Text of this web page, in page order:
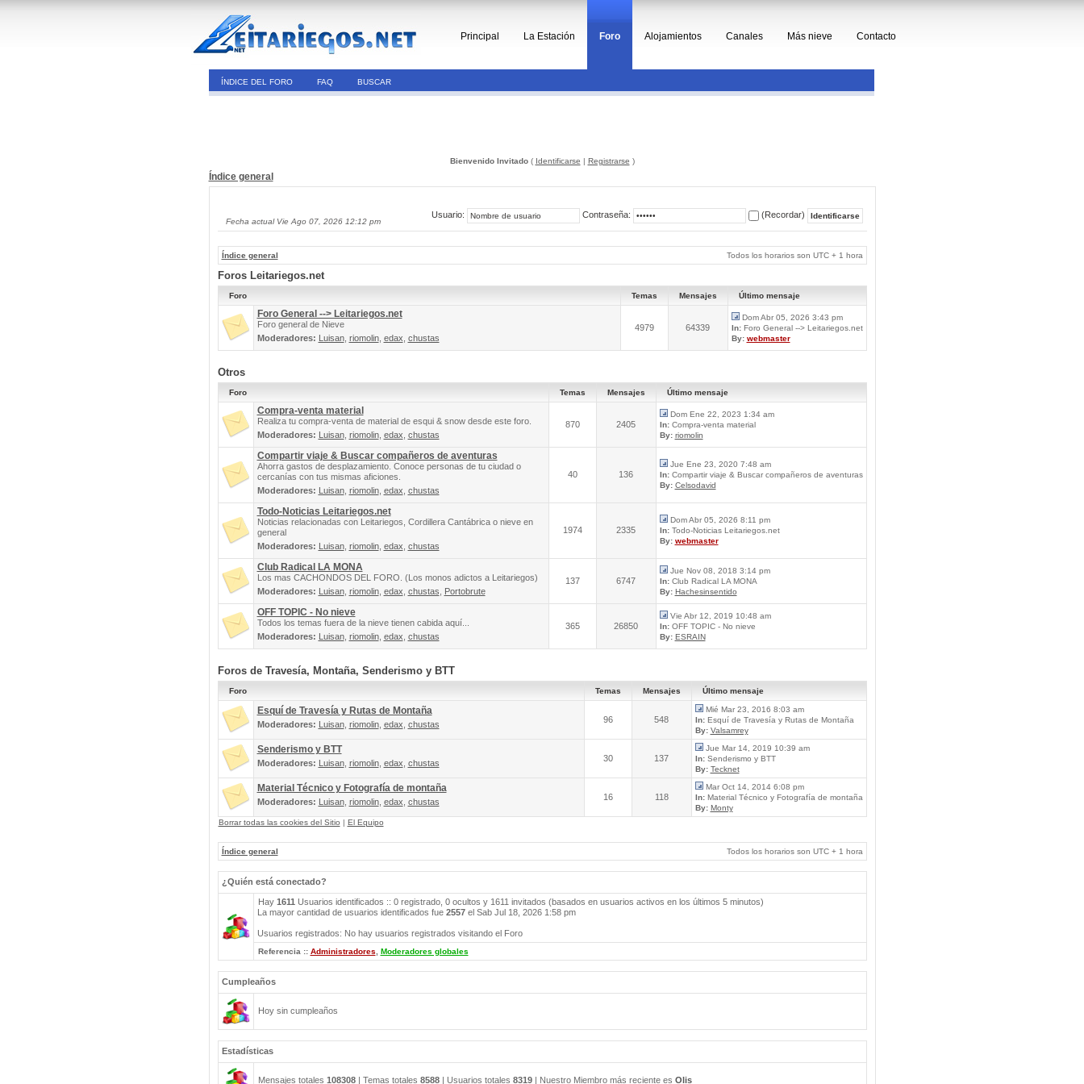
Principal La Estación Foro Alojamientos Canales Más nieve Contacto
ÍNDICE DEL FORO FAQ BUSCAR
Bienvenido Invitado( Identificarse | Registrarse )
Índice general
Fecha actual Vie Ago 07, 2026 12:12 pm
Usuario: Contraseña: (Recordar)
Índice general Todos los horarios son UTC + 1 hora
Foros Leitariegos.net
Foro Temas Mensajes Último mensaje
Foro General --> Leitariegos.net
Foro general de Nieve
Moderadores: Luisan, riomolin, edax chustas
4979 64339
Dom Abr 05, 2026 3:43 pm
In:Foro General --> Leitariegos.net
By: webmaster
Otros
Foro Temas Mensajes Último mensaje
Compra-venta material
Realiza tu compra-venta de material de esqui & snow desde este foro.
Moderadores: Luisan, riomolin, edax chustas
870 2405
Dom Ene 22, 2023 1:34 am
In:Compra-venta material
By: riomolin
Compartir viaje & Buscar compañeros de aventuras
Ahorra gastos de desplazamiento. Conoce personas de tu ciudad o
cercanías con tus mismas aficiones.
Moderadores: Luisan, riomolin, edax chustas
40 136
Jue Ene 23, 2020 7:48 am
In:Compartir viaje & Buscar compañeros de aventuras
By: Celsodavid
Todo-Noticias Leitariegos.net
Noticias relacionadas con Leitariegos, Cordillera Cantábrica o nieve en
general
Moderadores: Luisan, riomolin, edax chustas
1974 2335
Dom Abr 05, 2026 8:11 pm
In:Todo-Noticias Leitariegos.net
By: webmaster
Club Radical LA MONA
Los mas CACHONDOS DEL FORO. (Los monos adictos a Leitariegos)
Moderadores: Luisan, riomolin, edax chustas Portobrute
137 6747
Jue Nov 08, 2018 3:14 pm
In:Club Radical LA MONA
By: Hachesinsentido
OFF TOPIC - No nieve
Todos los temas fuera de la nieve tienen cabida aquí...
Moderadores: Luisan, riomolin, edax chustas
365 26850
Vie Abr 12, 2019 10:48 am
In:OFF TOPIC - No nieve
By: ESRAIN
Foros de Travesía, Montaña, Senderismo y BTT
Foro Temas Mensajes Último mensaje
Esquí de Travesía y Rutas de Montaña
Moderadores: Luisan, riomolin, edax chustas 96 548
Mié Mar 23, 2016 8:03 am
In:Esquí de Travesía y Rutas de Montaña
By: Valsamrey
Senderismo y BTT
Moderadores: Luisan, riomolin, edax chustas 30 137
Jue Mar 14, 2019 10:39 am
In:Senderismo y BTT
By: Tecknet
Material Técnico y Fotografía de montaña
Moderadores: Luisan, riomolin, edax chustas 16 118
Mar Oct 14, 2014 6:08 pm
In:Material Técnico y Fotografía de montaña
By: Monty
Borrar todas las cookies del Sitio | El Equipo
Índice general Todos los horarios son UTC + 1 hora
¿Quién está conectado?
Hay 1611 Usuarios identificados :: 0 registrado, 0 ocultos y 1611 invitados (basados en usuarios activos en los últimos 5 minutos)
La mayor cantidad de usuarios identificados fue 2557el Sab Jul 18, 2026 1:58 pm
Usuarios registrados: No hay usuarios registrados visitando el Foro
Referencia :: Administradores Moderadores globales
Cumpleaños
Hoy sin cumpleaños
Estadísticas
Mensajes totales 108308| Temas totales 8588| Usuarios totales 8319| Nuestro Miembro más reciente es Olis